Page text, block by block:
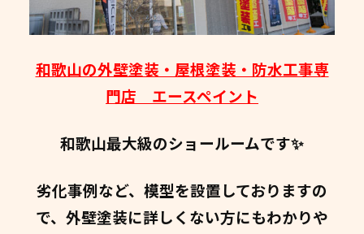
和歌山の外壁塗装・屋根塗装・防水工事専
門店 エースペイント
和歌山最大級のショールームです✨
劣化事例など、模型を設置しておりますの
で、外壁塗装に詳しくない方にもわかりや